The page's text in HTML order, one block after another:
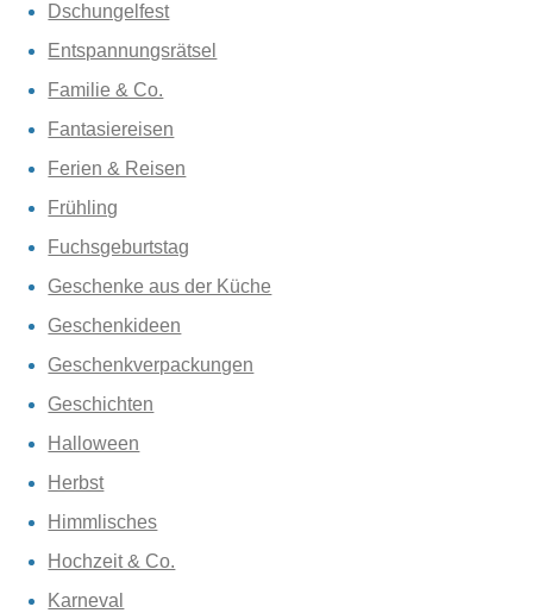
Dschungelfest
Entspannungsrätsel
Familie & Co.
Fantasiereisen
Ferien & Reisen
Frühling
Fuchsgeburtstag
Geschenke aus der Küche
Geschenkideen
Geschenkverpackungen
Geschichten
Halloween
Herbst
Himmlisches
Hochzeit & Co.
Karneval